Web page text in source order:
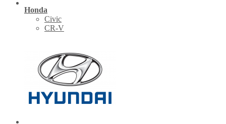
Honda
Civic
CR-V